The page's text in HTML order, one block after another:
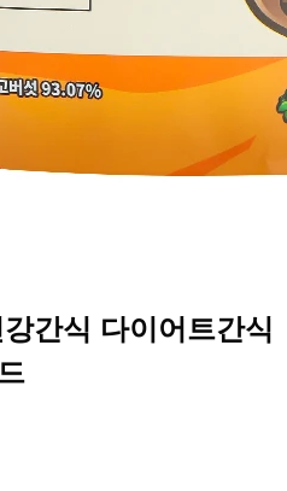
간식 다이어트간식